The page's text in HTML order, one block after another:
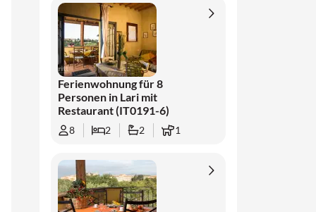
Ferienwohnung für 8
Personen in Lari mit
Restaurant (IT0191-6)
8 2 2 1